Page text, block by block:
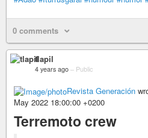
0 comments
tlapil
4 years ago – Public
Revista Generación
May 2022 18:00:00 +0200
Terremoto crew